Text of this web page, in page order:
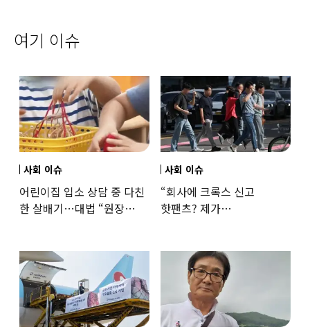
여기 이슈
사회 이슈
어린이집 입소 상담 중 다친
한 살배기…대법 “원장
사회 이슈
“회사에 크록스 신고
핫팬츠? 제가